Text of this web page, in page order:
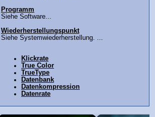
Programm
Siehe Software...
Wiederherstellungspunkt
Siehe Systemwiederherstellung. ...
Klickrate
True Color
TrueType
Datenbank
Datenkompression
Datenrate